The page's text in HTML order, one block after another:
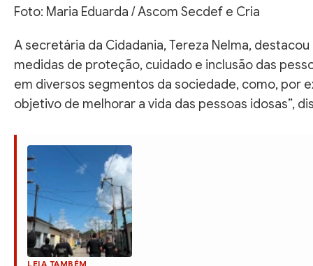
Foto: Maria Eduarda / Ascom Secdef e Cria
A secretária da Cidadania, Tereza Nelma,
medidas de proteção, cuidado e inclusão das
em diversos segmentos da sociedade, como, por
objetivo de melhorar a vida das pessoas idosas”,
LEIA TAMBÉM